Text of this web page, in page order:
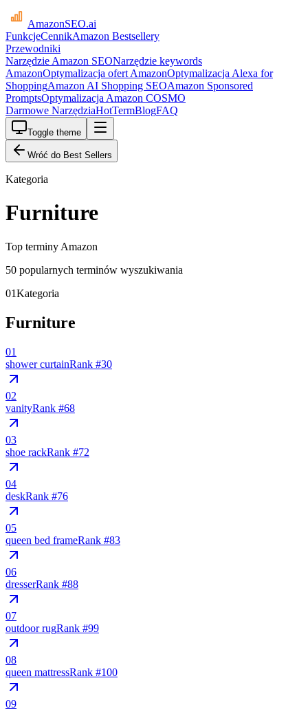
AmazonSEO.ai
FunkcjeCennikAmazon Bestsellery
Przewodniki
Narzędzie Amazon SEONarzędzie keywords
AmazonOptymalizacja ofert AmazonOptymalizacja Alexa for
ShoppingAmazon AI Shopping SEOAmazon Sponsored
PromptsOptymalizacja Amazon COSMO
Darmowe NarzędziaHotTermBlogFAQ
Toggle theme
Wróć do Best Sellers
Kategoria
Furniture
Top terminy Amazon
50 popularnych terminów wyszukiwania
01Kategoria
Furniture
01
shower curtainRank #30
02
vanityRank #68
03
shoe rackRank #72
04
deskRank #76
05
queen bed frameRank #83
06
dresserRank #88
07
outdoor rugRank #99
08
queen mattressRank #100
09